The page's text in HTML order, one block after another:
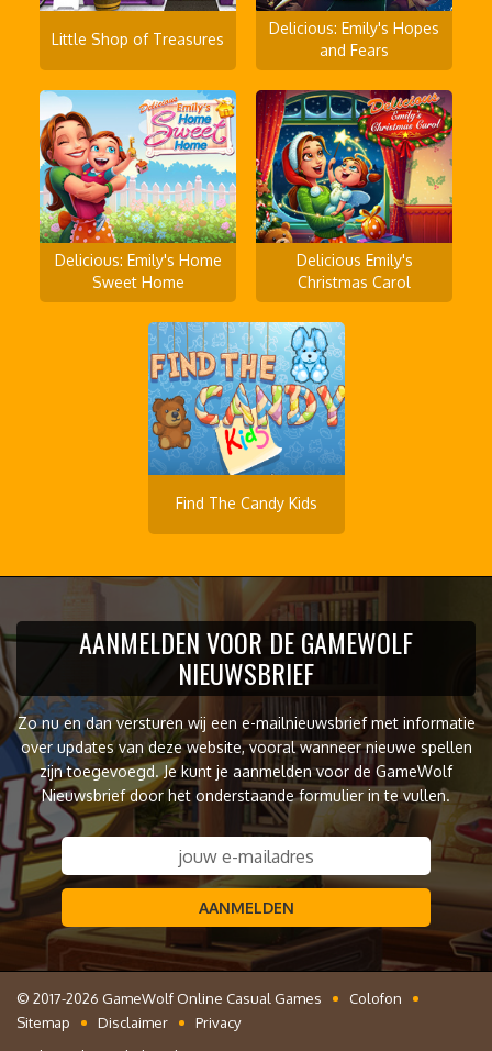
Little Shop of Treasures
Delicious: Emily's Hopes
and Fears
Delicious: Emily's Home
Sweet Home
Delicious Emily's
Christmas Carol
Find The Candy Kids
AANMELDEN VOOR DE GAMEWOLF
NIEUWSBRIEF
Zo nu en dan versturen wij een e-mailnieuwsbrief met informatie
over updates van deze website, vooral wanneer nieuwe spellen
zijn toegevoegd. Je kunt je aanmelden voor de GameWolf
Nieuwsbrief door het onderstaande formulier in te vullen.
AANMELDEN
© 2017-2026 GameWolf Online Casual Games
Colofon
Sitemap
Disclaimer
Privacy